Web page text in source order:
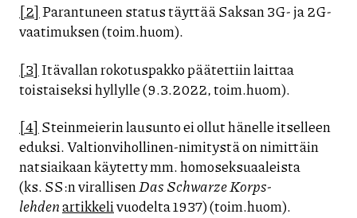
[2]Parantuneen status täyttää Saksan 3G- ja 2G-
vaatimuksen (toim.huom).
[3]Itävallan rokotuspakko päätettiin laittaa
toistaiseksi hyllylle (9.3.2022, toim.huom).
[4] Steinmeierin lausunto ei ollut hänelle itselleen
eduksi. Valtionvihollinen-nimitystä on nimittäin
natsiaikaan käytetty mm. homoseksuaaleista
(ks. SS:n virallisenDas Schwarze Korps-
lehdenartikkelivuodelta 1937) (toim.huom).